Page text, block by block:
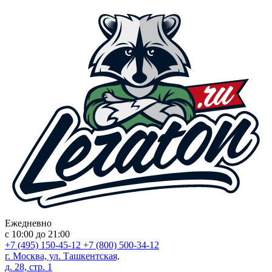
Ежедневно
с 10:00 до 21:00
+7 (495) 150-45-12 +7 (800) 500-34-12
г. Москва, ул. Ташкентская,
д. 28, стр. 1